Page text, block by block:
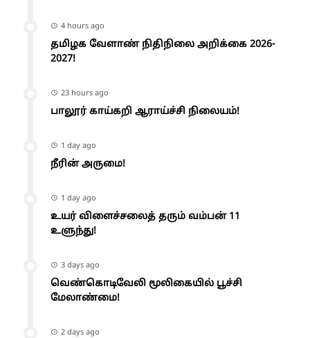
4 hours ago
தமிழக வேளாண் நிதிநிலை அறிக்கை 2026-
2027!
23 hours ago
பாலூர் காய்கறி ஆராய்ச்சி நிலையம்!
1 day ago
நீரின் அருமை!
1 day ago
உயர் விளைச்சலைத் தரும் வம்பன் 11
உளுந்து!
3 days ago
வெண்கொடிவேலி மூலிகையில் பூச்சி
மேலாண்மை!
2 days ago